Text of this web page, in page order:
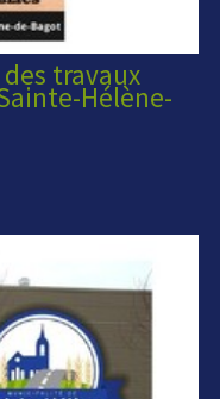
travaux
Hélène-